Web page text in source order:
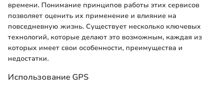
времени. Понимание принципов работы этих сервисов
позволяет оценить их применение и влияние на
повседневную жизнь. Существует несколько ключевых
технологий, которые делают это возможным, каждая из
которых имеет свои особенности, преимущества и
недостатки.
Использование GPS